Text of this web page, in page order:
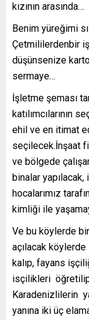
kızının arasında…
Benim yüreğimi
Çetmililerdenbir iş
düşünsenize
sermaye…
İşletme şeması
katılımcılarının
ehil ve en itimat
seçilecek.İnşaat
ve bölgede
binalar
hocalarımız
kimliği ile
Ve bu köylerde
açılacak
kalıp, fayans
isçilikleri
Karadenizlilerin
yanına iki üç